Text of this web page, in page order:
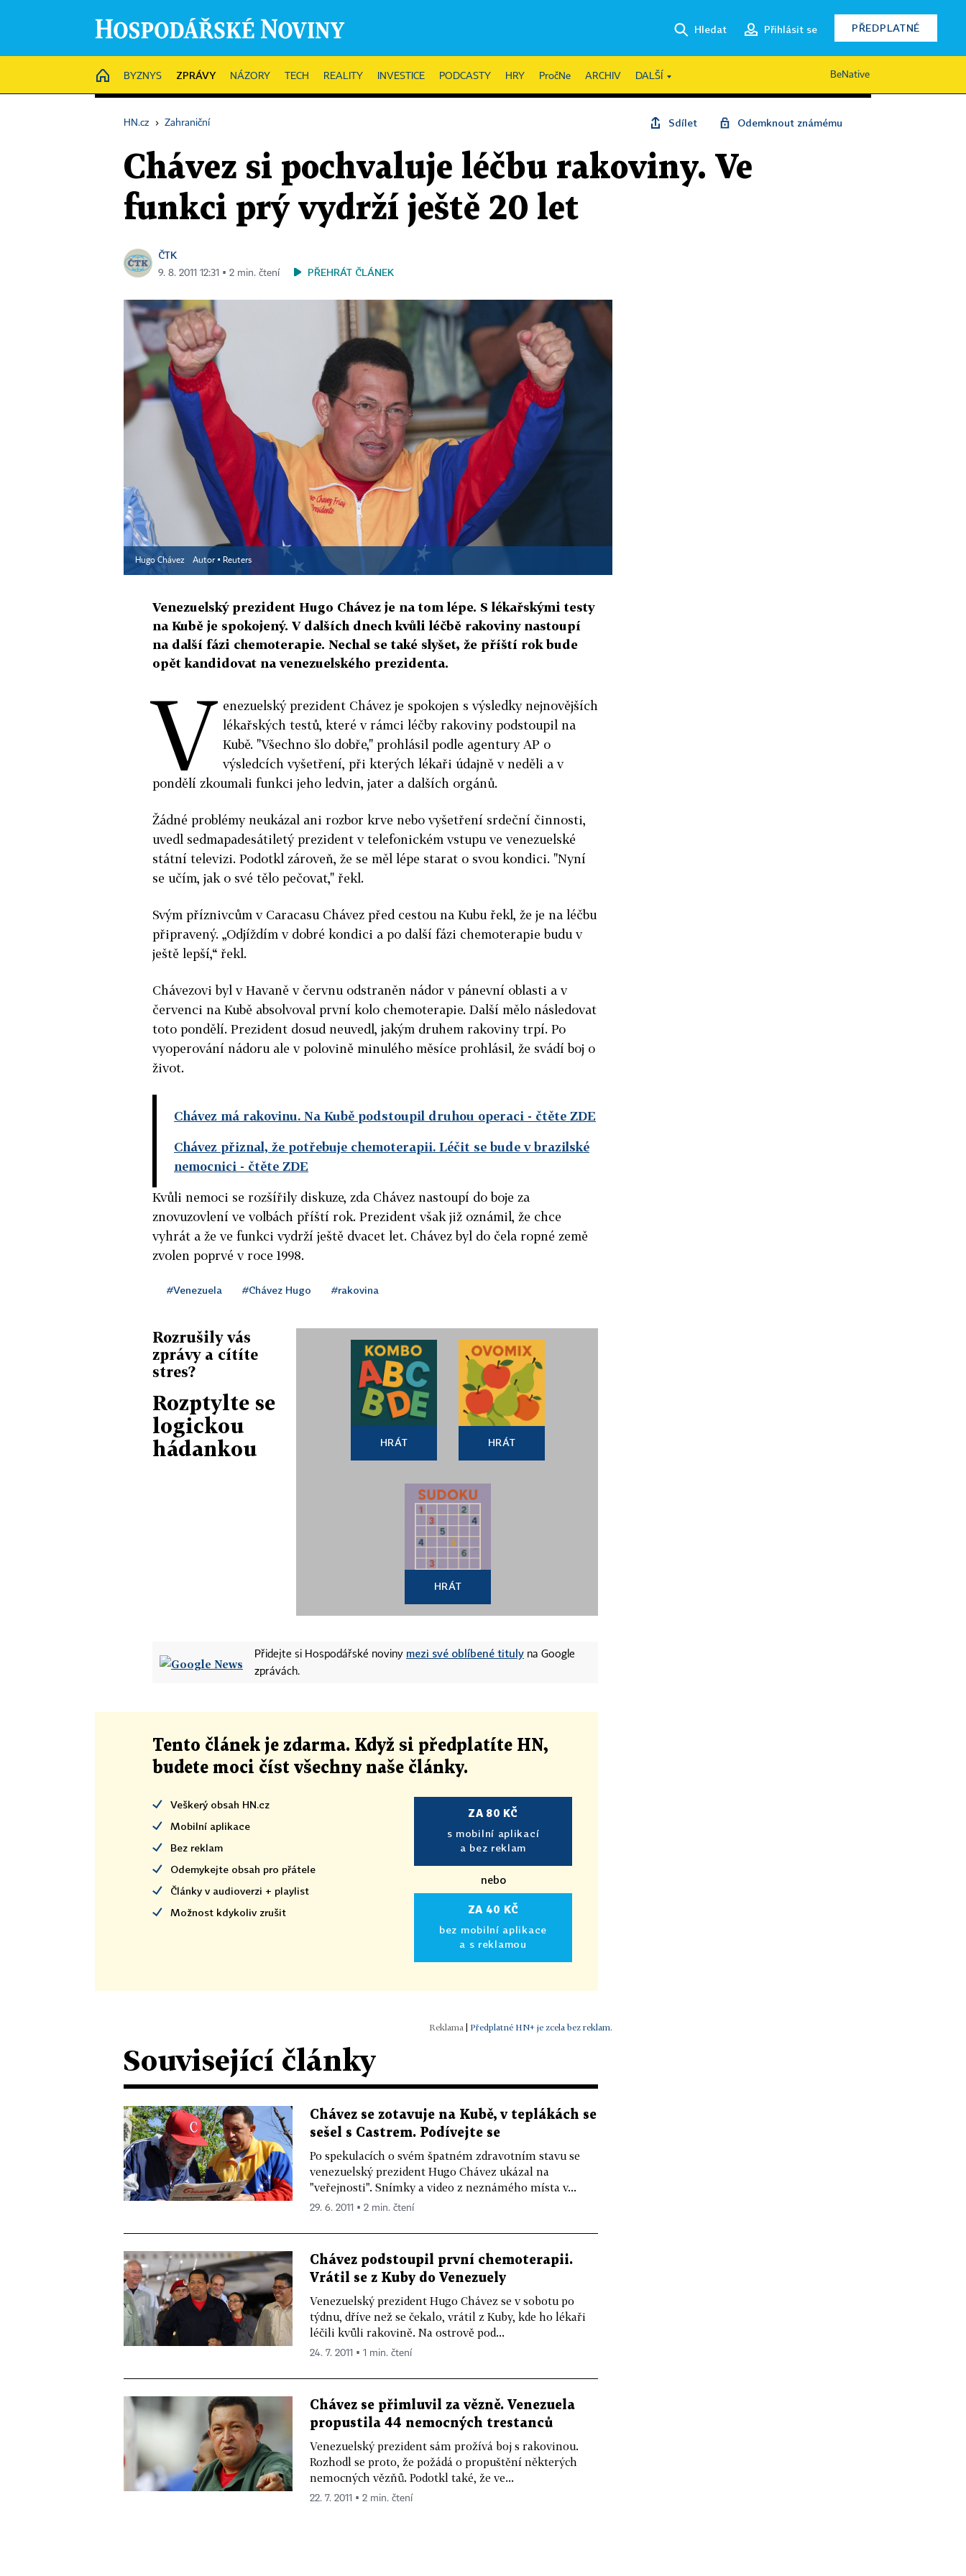
Hledat Přihlásit se PŘEDPLATNÉ
HOME
BYZNYS ZPRÁVY NÁZORY TECH REALITY INVESTICE PODCASTY HRY PročNe ARCHIV DALŠÍ BeNative
HN.cz › Zahraniční Sdílet Odemknout známému
Chávez si pochvaluje léčbu rakoviny. Ve
funkci prý vydrží ještě 20 let
ČTK
9. 8. 2011 12:31 ▪ 2 min. čtení PŘEHRÁT ČLÁNEK
Hugo Chávez Autor ▪ Reuters
Venezuelský prezident Hugo Chávez je na tom lépe. S lékařskými testy
na Kubě je spokojený. V dalších dnech kvůli léčbě rakoviny nastoupí
na další fázi chemoterapie. Nechal se také slyšet, že příští rok bude
opět kandidovat na venezuelského prezidenta.
V enezuelský prezident Chávez je spokojen s výsledky nejnovějších
lékařských testů, které v rámci léčby rakoviny podstoupil na
Kubě. "Všechno šlo dobře," prohlásil podle agentury AP o
výsledcích vyšetření, při kterých lékaři údajně v neděli a v
pondělí zkoumali funkci jeho ledvin, jater a dalších orgánů.
Žádné problémy neukázal ani rozbor krve nebo vyšetření srdeční činnosti,
uvedl sedmapadesátiletý prezident v telefonickém vstupu ve venezuelské
státní televizi. Podotkl zároveň, že se měl lépe starat o svou kondici. "Nyní
se učím, jak o své tělo pečovat," řekl.
Svým příznivcům v Caracasu Chávez před cestou na Kubu řekl, že je na léčbu
připravený. „Odjíždím v dobré kondici a po další fázi chemoterapie budu v
ještě lepší,“ řekl.
Chávezovi byl v Havaně v červnu odstraněn nádor v pánevní oblasti a v
červenci na Kubě absolvoval první kolo chemoterapie. Další mělo následovat
toto pondělí. Prezident dosud neuvedl, jakým druhem rakoviny trpí. Po
vyoperování nádoru ale v polovině minulého měsíce prohlásil, že svádí boj o
život.
Chávez má rakovinu. Na Kubě podstoupil druhou operaci - čtěte ZDE
Chávez přiznal, že potřebuje chemoterapii. Léčit se bude v brazilské
nemocnici - čtěte ZDE
Kvůli nemoci se rozšířily diskuze, zda Chávez nastoupí do boje za
znovuzovlení ve volbách příští rok. Prezident však již oznámil, že chce
vyhrát a že ve funkci vydrží ještě dvacet let. Chávez byl do čela ropné země
zvolen poprvé v roce 1998.
#Venezuela #Chávez Hugo #rakovina
Rozrušily vás
zprávy a cítíte
stres?
Rozptylte se
logickou
hádankou
HRÁT HRÁT
HRÁT
Přidejte si Hospodářské noviny mezi své oblíbené tituly na Google
zprávách.
Tento článek je zdarma. Když si předplatíte HN,
budete moci číst všechny naše články.
Veškerý obsah HN.cz
Mobilní aplikace
Bez reklam
Odemykejte obsah pro přátele
Články v audioverzi + playlist
Možnost kdykoliv zrušit
ZA 80 KČ
s mobilní aplikací
a bez reklam
nebo
ZA 40 KČ
bez mobilní aplikace
a s reklamou
| Předplatné HN+ je zcela bez reklam.
Související články
Chávez se zotavuje na Kubě, v teplákách se
sešel s Castrem. Podívejte se
Po spekulacích o svém špatném zdravotním stavu se
venezuelský prezident Hugo Chávez ukázal na
"veřejnosti". Snímky a video z neznámého místa v...
29. 6. 2011 ▪ 2 min. čtení
Chávez podstoupil první chemoterapii.
Vrátil se z Kuby do Venezuely
Venezuelský prezident Hugo Chávez se v sobotu po
týdnu, dříve než se čekalo, vrátil z Kuby, kde ho lékaři
léčili kvůli rakovině. Na ostrově pod...
24. 7. 2011 ▪ 1 min. čtení
Chávez se přimluvil za vězně. Venezuela
propustila 44 nemocných trestanců
Venezuelský prezident sám prožívá boj s rakovinou.
Rozhodl se proto, že požádá o propuštění některých
nemocných vězňů. Podotkl také, že ve...
22. 7. 2011 ▪ 2 min. čtení